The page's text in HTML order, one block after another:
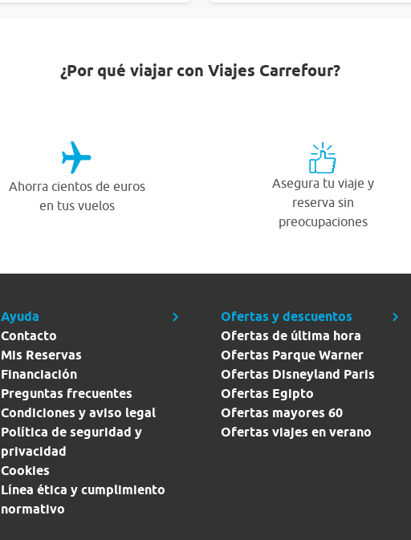
¿Por qué viajar con Viajes Carrefour?
Ahorra cientos de euros
en tus vuelos
Asegura tu viaje y
reserva sin
preocupaciones
Ayuda
Contacto
Mis Reservas
Financiación
Preguntas frecuentes
Condiciones y aviso legal
Política de seguridad y
privacidad
Cookies
Línea ética y cumplimiento
normativo
Ofertas y descuentos
Ofertas de última hora
Ofertas Parque Warner
Ofertas Disneyland Paris
Ofertas Egipto
Ofertas mayores 60
Ofertas viajes en verano